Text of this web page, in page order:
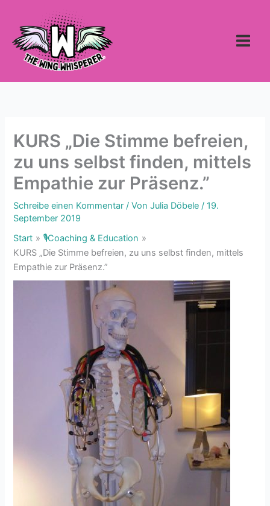
springen
KURS „Die Stimme befreien,
zu uns selbst finden, mittels
Empathie zur Präsenz.”
Schreibe einen Kommentar / VonJulia Döbele/19.
September 2019
Start
🎙Coaching & Education
KURS „Die Stimme befreien, zu uns selbst finden, mittels
Empathie zur Präsenz.”